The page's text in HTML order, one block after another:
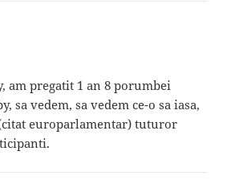
am pregatit 1 an 8 porumbei
sa vedem, sa vedem ce-o sa iasa,
europarlamentar) tuturor